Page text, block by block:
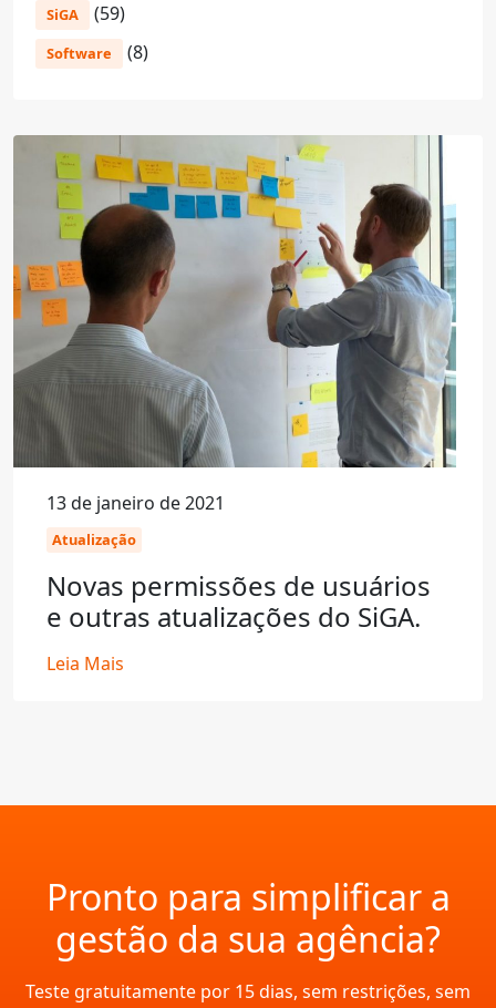
SiGA (59)
Software (8)
13 de janeiro de 2021
Atualização
Novas permissões de usuários
e outras atualizações do SiGA.
Leia Mais
Pronto para simplificar a
gestão da sua agência?
Teste gratuitamente por 15 dias, sem restrições, sem